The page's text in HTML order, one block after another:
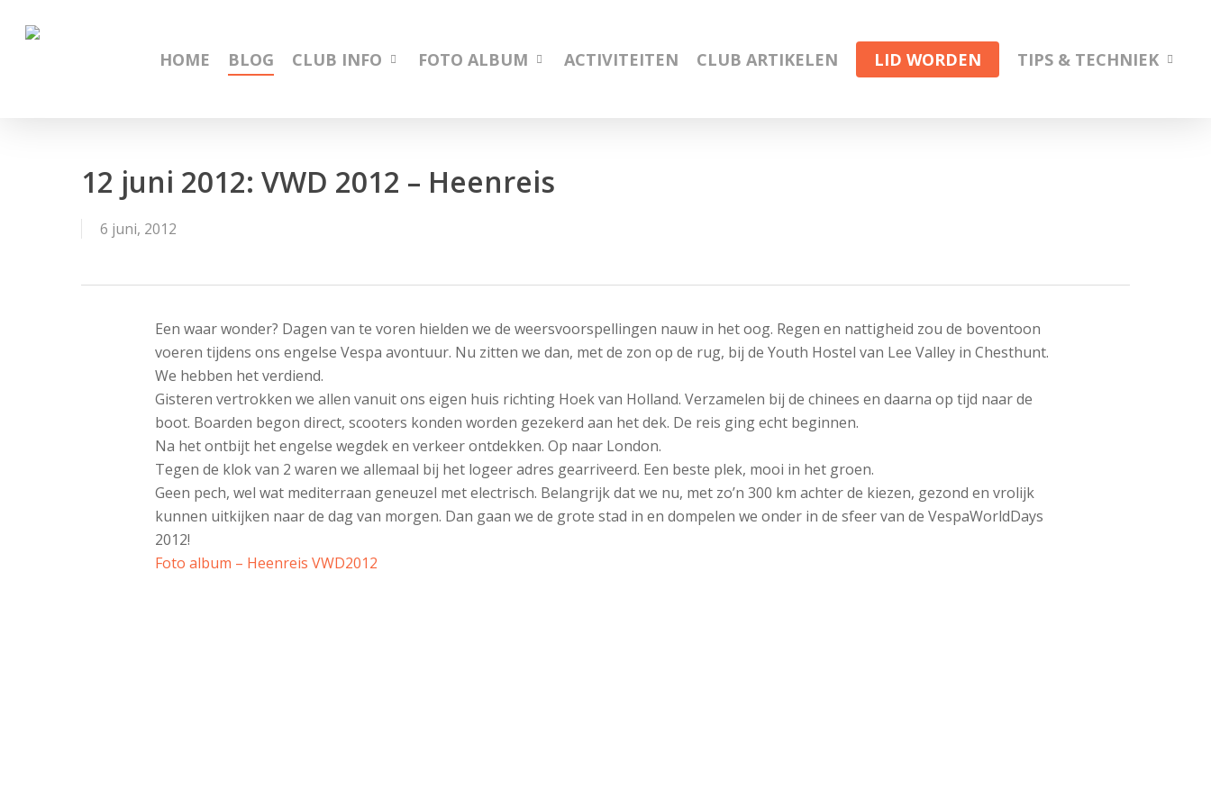
HOME BLOG CLUB INFO FOTO ALBUM ACTIVITEITEN CLUB ARTIKELEN LID WORDEN TIPS & TECHNIEK
12 juni 2012: VWD 2012 – Heenreis
6 juni, 2012
Een waar wonder? Dagen van te voren hielden we de weersvoorspellingen nauw in het oog. Regen en nattigheid zou de boventoon
voeren tijdens ons engelse Vespa avontuur. Nu zitten we dan, met de zon op de rug, bij de Youth Hostel van Lee Valley in Chesthunt.
We hebben het verdiend.
Gisteren vertrokken we allen vanuit ons eigen huis richting Hoek van Holland. Verzamelen bij de chinees en daarna op tijd naar de
boot. Boarden begon direct, scooters konden worden gezekerd aan het dek. De reis ging echt beginnen.
Na het ontbijt het engelse wegdek en verkeer ontdekken. Op naar London.
Tegen de klok van 2 waren we allemaal bij het logeer adres gearriveerd. Een beste plek, mooi in het groen.
Geen pech, wel wat mediterraan geneuzel met electrisch. Belangrijk dat we nu, met zo’n 300 km achter de kiezen, gezond en vrolijk
kunnen uitkijken naar de dag van morgen. Dan gaan we de grote stad in en dompelen we onder in de sfeer van de VespaWorldDays
2012!
Foto album – Heenreis VWD2012